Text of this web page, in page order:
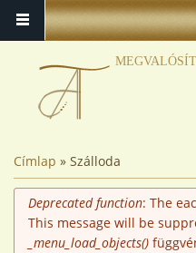
JELENLEGI HELY
Címlap » Szálloda
HIBAÜZENET
Deprecated function: The
This message will be
_menu_load_objects()